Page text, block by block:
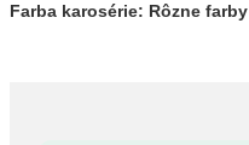
Farba karosérie: Rôzne farby